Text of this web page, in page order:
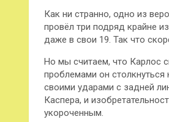
Как ни странно, одно из
провёл три подряд крайне
даже в свои 19. Так что
Но мы считаем, что Карлос
проблемами он
своими ударами с задней
Каспера, и
укороченным.